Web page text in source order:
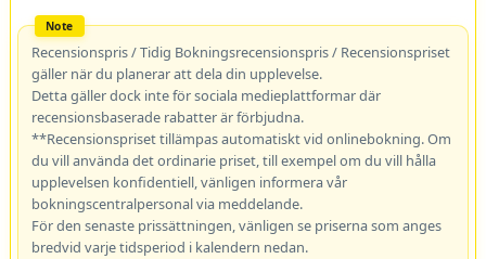
Recensionspris / Tidig Bokningsrecensionspris / Recensionspriset
gäller när du planerar att dela din upplevelse.
Detta gäller dock inte för sociala medieplattformar där
recensionsbaserade rabatter är förbjudna.
**Recensionspriset tillämpas automatiskt vid onlinebokning. Om
du vill använda det ordinarie priset, till exempel om du vill hålla
upplevelsen konfidentiell, vänligen informera vår
bokningscentralpersonal via meddelande.
För den senaste prissättningen, vänligen se priserna som anges
bredvid varje tidsperiod i kalendern nedan.